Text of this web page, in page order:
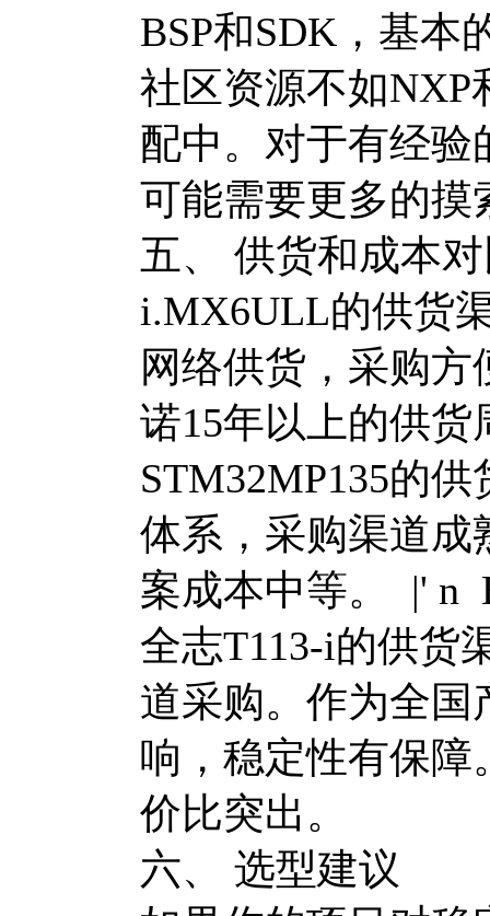
BSP和SDK，基本
社区资源不如NXP
配中。对于有经验
可能需要更多的摸
五、 供货和成本
i.MX6ULL的供货
网络供货，采购方
诺15年以上的供
STM32MP135的
体系，采购渠道成
案成本中等。
|' n
全志T113-i的供货
道采购。作为全国
响，稳定性有保障
价比突出。
六、 选型建议